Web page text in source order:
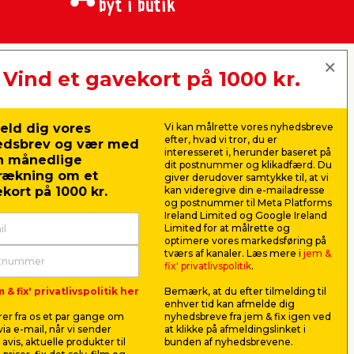
med mange års erfaring og ekspertise.
også et stort udvalg af pensler til alle
gør-det-selv-maleprojekt.
byt i butik
jem & fix A/S, Skomagervej 12
CVR: 10360641
Tlf. kundeservice: 79425942
Tlf. administration: 76413500
kundeservice@jemfix.com
Se vores e-mærket certifikat her
Vind et gavekort på 1000 kr.
dig vores
og vær med
månedlige
om et
på 1000 kr.
& fix' privatlivspolitik her
fra os et par gange om
e-mail, når vi sender
aktuelle produkter til
Vi kan målrette vores nyhedsbreve
efter, hvad vi tror, du er
interesseret i, herunder baseret på
dit postnummer og klikadfærd. Du
giver derudover samtykke til, at vi
kan videregive din e-mailadresse
og postnummer til Meta Platforms
Ireland Limited og Google Ireland
Limited for at målrette og
optimere vores markedsføring på
tværs af kanaler. Læs mere i jem &
fix' privatlivspolitik.
Bemærk, at du efter tilmelding til
enhver tid kan afmelde dig
nyhedsbreve fra jem & fix igen ved
at klikke på afmeldingslinket i
bunden af nyhedsbrevene.